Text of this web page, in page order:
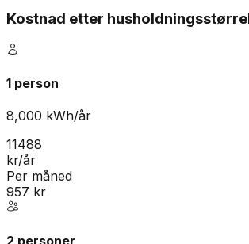
Kostnad etter
1 person
8,000 kWh/år
11488
kr/år
Per måned
957 kr
2 personer